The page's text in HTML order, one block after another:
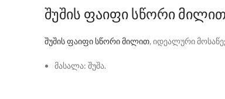
შუშის ფაიფი სწორი მილით
შუშის ფაიფი სწორი მილით, იდეალური
მასალა: შუშა.